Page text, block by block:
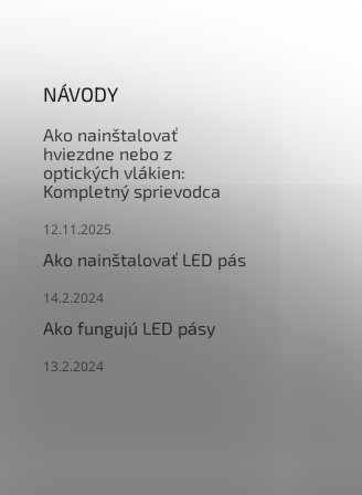
NÁVODY
Ako nainštalovať
hviezdne nebo z
optických vlákien:
Kompletný sprievodca
12.11.2025
Ako nainštalovať LED pás
14.2.2024
Ako fungujú LED pásy
13.2.2024